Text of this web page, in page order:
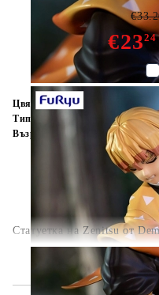
€2324
Статуетка на Zenitsu от
Цвят:
Многоцветен
Тип:
Фигурка
Възраст: